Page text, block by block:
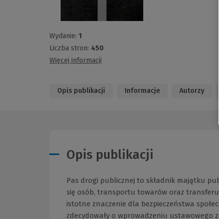
Wydanie: 1
Liczba stron: 450
Więcej informacji
Opis publikacji Informacje Autorzy
Opis publikacji
Pas drogi publicznej to składnik majątku
się osób, transportu towarów oraz
istotne znaczenie dla bezpieczeństwa
zdecydowały o wprowadzeniu ustawowego